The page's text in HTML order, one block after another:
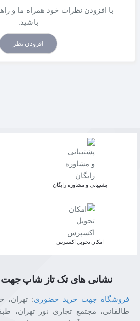
با افزودن نظرات خود همراه ما و
باشید.
افزودن نظر
پشتیبانی و مشاوره رایگان
اﻣﮑﺎن ﺗﺤﻮﯾﻞ اﮐﺴﭙﺮس
نشانی های تک تاز شاپ
فروشگاه جهت خرید حضوری: تهران،
طالقانی، مجتمع تجاری نور تهران،